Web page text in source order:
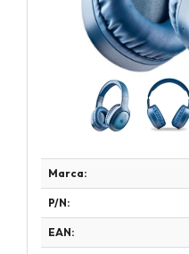
Marca:
P/N:
EAN: